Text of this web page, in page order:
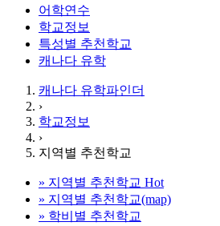
어학연수
학교정보
특성별 추천학교
캐나다 유학
캐나다 유학파인더
›
학교정보
›
지역별 추천학교
» 지역별 추천학교 Hot
» 지역별 추천학교(map)
» 학비별 추천학교